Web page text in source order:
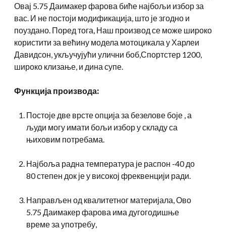
Овај 5.75 Даимакер фарова биће најбољи избор за
вас. И не постоји модификација, што је згодно и
поуздано. Поред тога, Наш производ се може широко
користити за већину модела мотоцикала у Харлеи
Давидсон, укључујући улични боб,Спортстер 1200,
широко клизање, и дина супе.
Функција производа:
Постоје две врсте опција за безелове боје , а
људи могу имати бољи избор у складу са
њиховим потребама.
Најбоља радна температура је распон -40 до
80 степен док је у високој фреквенцији ради.
Направљен од квалитетног материјала, Ово
5.75 Даимакер фарова има дугогодишње
време за употребу,